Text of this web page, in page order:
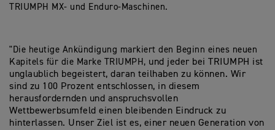
TRIUMPH MX- und Enduro-Maschinen.
"Die heutige Ankündigung markiert den Beginn eines neuen
Kapitels für die Marke TRIUMPH, und jeder bei TRIUMPH ist
unglaublich begeistert, daran teilhaben zu können. Wir
sind zu 100 Prozent entschlossen, in diesem
herausfordernden und anspruchsvollen
Wettbewerbsumfeld einen bleibenden Eindruck zu
hinterlassen. Unser Ziel ist es, einer neuen Generation von